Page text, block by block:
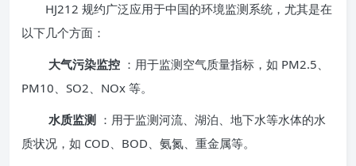
HJ212 规约广泛应用于中国的环境监测系统，尤其是在
以下几个方面：
大气污染监控 ：用于监测空气质量指标，如 PM2.5、
PM10、SO2、NOx 等。
水质监测 ：用于监测河流、湖泊、地下水等水体的水
质状况，如 COD、BOD、氨氮、重金属等。